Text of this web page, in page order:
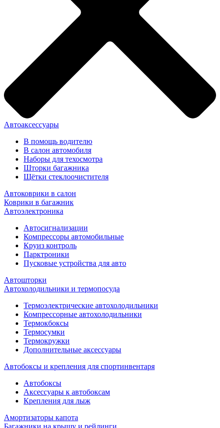
Автоаксессуары
В помощь водителю
В салон автомобиля
Наборы для техосмотра
Шторки багажника
Щётки стеклоочистителя
Автоковрики в салон
Коврики в багажник
Автоэлектроника
Автосигнализации
Компрессоры автомобильные
Круиз контроль
Парктроники
Пусковые устройства для авто
Автошторки
Автохолодильники и термопосуда
Термоэлектрические автохолодильники
Компрессорные автохолодильники
Термокбоксы
Термосумки
Термокружки
Дополнительные аксессуары
Автобоксы и крепления для спортинвентаря
Автобоксы
Аксессуары к автобоксам
Крепления для лыж
Амортизаторы капота
Багажники на крышу и рейлинги